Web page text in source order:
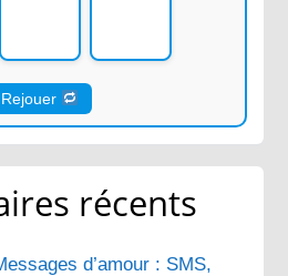
Rejouer
récents
d’amour : SMS,